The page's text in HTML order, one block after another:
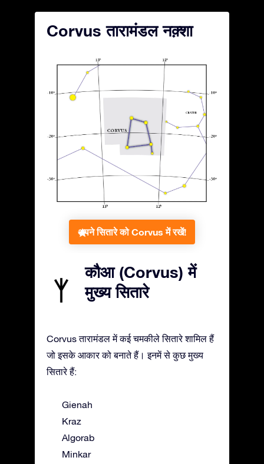
Corvus तारामंडल नक़्शा
अपने सितारे को Corvus में रखें!
कौआ (Corvus) में
मुख्य सितारे
Corvus तारामंडल में कई चमकीले सितारे शामिल हैं
जो इसके आकार को बनाते हैं। इनमें से कुछ मुख्य
सितारे हैं:
Gienah
Kraz
Algorab
Minkar